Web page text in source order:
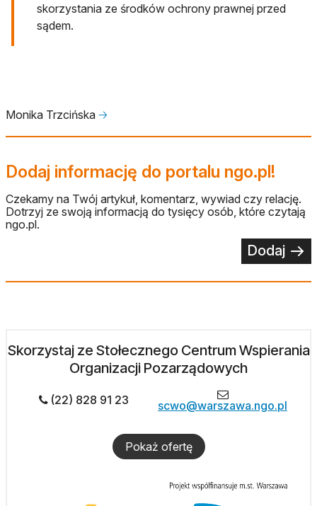
skorzystania ze środków ochrony prawnej przed
sądem.
Monika Trzcińska 🡢
Dodaj informację do portalu ngo.pl!
Czekamy na Twój artykuł, komentarz, wywiad czy relację.
Dotrzyj ze swoją informacją do tysięcy osób, które czytają
ngo.pl.
Dodaj
Skorzystaj ze Stołecznego Centrum Wspierania
Organizacji Pozarządowych
(22) 828 91 23 scwo@warszawa.ngo.pl
Pokaż ofertę